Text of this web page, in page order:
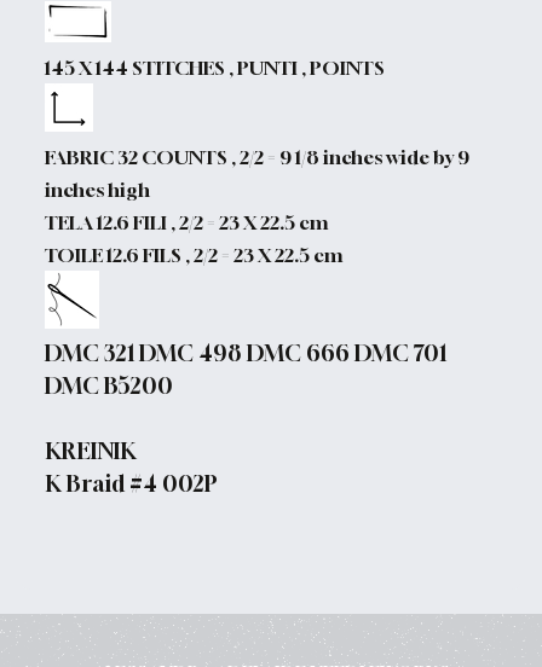
145 X 144 STITCHES , PUNTI , POINTS
FABRIC 32 COUNTS , 2/2 = 9 1/8 inches wide by 9
inches high
TELA 12.6 FILI , 2/2 = 23 X 22.5 cm
TOILE 12.6 FILS , 2/2 = 23 X 22.5 cm
DMC 321 DMC 498 DMC 666 DMC 701
DMC B5200
KREINIK
K Braid #4 002P